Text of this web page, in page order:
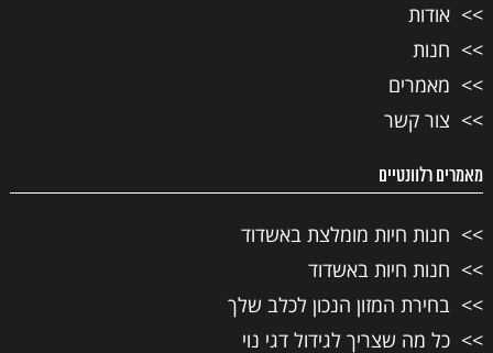
אודות
חנות
מאמרים
צור קשר
מאמרים רלוונטיים
חנות חיות מומלצת באשדוד
חנות חיות באשדוד
בחירת המזון הנכון לכלב שלך
כל מה שצריך לגידול דגי נוי